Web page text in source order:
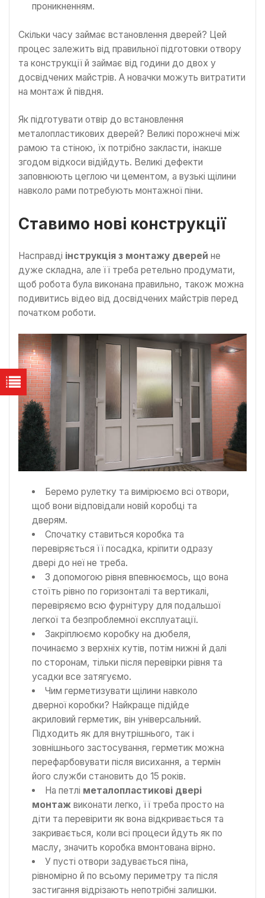
проникненням.
Скільки часу займає встановлення дверей? Цей
процес залежить від правильної підготовки отвору
та конструкції й займає від години до двох у
досвідчених майстрів. А новачки можуть витратити
на монтаж й півдня.
Як підготувати отвір до встановлення
металопластикових дверей? Великі порожнечі між
рамою та стіною, їх потрібно закласти, інакше
згодом відкоси відійдуть. Великі дефекти
заповнюють цеглою чи цементом, а вузькі щілини
навколо рами потребують монтажної піни.
Ставимо нові конструкції
Насправді інструкція з монтажу дверей не
дуже складна, але її треба ретельно продумати,
щоб робота була виконана правильно, також можна
подивитись відео від досвідчених майстрів перед
початком роботи.
Беремо рулетку та вимірюємо всі отвори,
щоб вони відповідали новій коробці та
дверям.
Спочатку ставиться коробка та
перевіряється її посадка, кріпити одразу
двері до неї не треба.
З допомогою рівня впевнюємось, що вона
стоїть рівно по горизонталі та вертикалі,
перевіряємо всю фурнітуру для подальшої
легкої та безпроблемної експлуатації.
Закріплюємо коробку на дюбеля,
починаємо з верхніх кутів, потім нижні й далі
по сторонам, тільки після перевірки рівня та
усадки все затягуємо.
Чим герметизувати щілини навколо
дверної коробки? Найкраще підійде
акриловий герметик, він універсальний.
Підходить як для внутрішнього, так і
зовнішнього застосування, герметик можна
перефарбовувати після висихання, а термін
його служби становить до 15 років.
На петлі металопластикові двері
монтаж виконати легко, її треба просто на
діти та перевірити як вона відкривається та
закривається, коли всі процеси йдуть як по
маслу, значить коробка вмонтована вірно.
У пусті отвори задувається піна,
рівномірно й по всьому периметру та після
застигання відрізають непотрібні залишки.